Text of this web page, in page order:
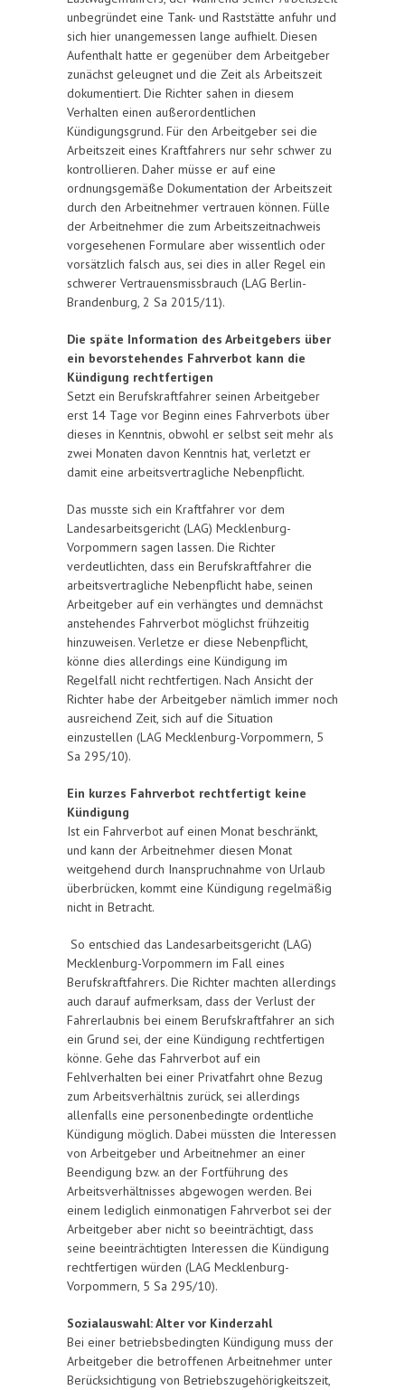
unbegründet eine Tank- und Raststätte anfuhr und
sich hier unangemessen lange aufhielt. Diesen
Aufenthalt hatte er gegenüber dem Arbeitgeber
zunächst geleugnet und die Zeit als Arbeitszeit
dokumentiert. Die Richter sahen in diesem
Verhalten einen außerordentlichen
Kündigungsgrund. Für den Arbeitgeber sei die
Arbeitszeit eines Kraftfahrers nur sehr schwer zu
kontrollieren. Daher müsse er auf eine
ordnungsgemäße Dokumentation der Arbeitszeit
durch den Arbeitnehmer vertrauen können. Fülle
der Arbeitnehmer die zum Arbeitszeitnachweis
vorgesehenen Formulare aber wissentlich oder
vorsätzlich falsch aus, sei dies in aller Regel ein
schwerer Vertrauensmissbrauch (LAG Berlin-
Brandenburg, 2 Sa 2015/11).
Die späte Information des Arbeitgebers über
ein bevorstehendes Fahrverbot kann die
Kündigung rechtfertigen
Setzt ein Berufskraftfahrer seinen Arbeitgeber
erst 14 Tage vor Beginn eines Fahrverbots über
dieses in Kenntnis, obwohl er selbst seit mehr als
zwei Monaten davon Kenntnis hat, verletzt er
damit eine arbeitsvertragliche Nebenpflicht.
Das musste sich ein Kraftfahrer vor dem
Landesarbeitsgericht (LAG) Mecklenburg-
Vorpommern sagen lassen. Die Richter
verdeutlichten, dass ein Berufskraftfahrer die
arbeitsvertragliche Nebenpflicht habe, seinen
Arbeitgeber auf ein verhängtes und demnächst
anstehendes Fahrverbot möglichst frühzeitig
hinzuweisen. Verletze er diese Nebenpflicht,
könne dies allerdings eine Kündigung im
Regelfall nicht rechtfertigen. Nach Ansicht der
Richter habe der Arbeitgeber nämlich immer noch
ausreichend Zeit, sich auf die Situation
einzustellen (LAG Mecklenburg-Vorpommern, 5
Sa 295/10).
Ein kurzes Fahrverbot rechtfertigt keine
Kündigung
Ist ein Fahrverbot auf einen Monat beschränkt,
und kann der Arbeitnehmer diesen Monat
weitgehend durch Inanspruchnahme von Urlaub
überbrücken, kommt eine Kündigung regelmäßig
nicht in Betracht.
So entschied das Landesarbeitsgericht (LAG)
Mecklenburg-Vorpommern im Fall eines
Berufskraftfahrers. Die Richter machten allerdings
auch darauf aufmerksam, dass der Verlust der
Fahrerlaubnis bei einem Berufskraftfahrer an sich
ein Grund sei, der eine Kündigung rechtfertigen
könne. Gehe das Fahrverbot auf ein
Fehlverhalten bei einer Privatfahrt ohne Bezug
zum Arbeitsverhältnis zurück, sei allerdings
allenfalls eine personenbedingte ordentliche
Kündigung möglich. Dabei müssten die Interessen
von Arbeitgeber und Arbeitnehmer an einer
Beendigung bzw. an der Fortführung des
Arbeitsverhältnisses abgewogen werden. Bei
einem lediglich einmonatigen Fahrverbot sei der
Arbeitgeber aber nicht so beeinträchtigt, dass
seine beeinträchtigten Interessen die Kündigung
rechtfertigen würden (LAG Mecklenburg-
Vorpommern, 5 Sa 295/10).
Sozialauswahl: Alter vor Kinderzahl
Bei einer betriebsbedingten Kündigung muss der
Arbeitgeber die betroffenen Arbeitnehmer unter
Berücksichtigung von Betriebszugehörigkeitszeit,